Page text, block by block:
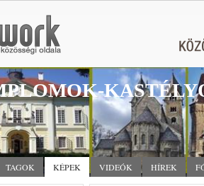
TAGOK KÉPEK VIDEÓK HÍREK